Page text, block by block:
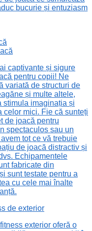
bucurie și entuziasm
captivante și sigure
pentru copii! Ne
variată de structuri de
și multe altele,
stimula imaginația și
celor mici. Fie că sunteți
de joacă pentru
spectaculos sau un
tot ce vă trebuie
de joacă distractiv și
Echipamentele
fabricate din
sunt testate pentru a
cu cele mai înalte
de exterior
exterior oferă o